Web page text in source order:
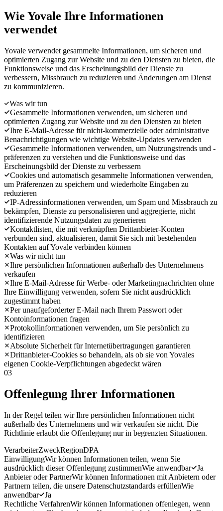
Wie Yovale Ihre Informationen
verwendet
Yovale verwendet gesammelte Informationen, um sicheren und
optimierten Zugang zur Website und zu den Diensten zu bieten, die
Funktionsweise und das Erscheinungsbild der Dienste zu
verbessern, Missbrauch zu reduzieren und Änderungen am Dienst
zu kommunizieren.
Was wir tun
Gesammelte Informationen verwenden, um sicheren und
optimierten Zugang zur Website und zu den Diensten zu bieten
Ihre E-Mail-Adresse für nicht-kommerzielle oder administrative
Benachrichtigungen wie wichtige Website-Updates verwenden
Gesammelte Informationen verwenden, um Nutzungstrends und -
präferenzen zu verstehen und die Funktionsweise und das
Erscheinungsbild der Dienste zu verbessern
Cookies und automatisch gesammelte Informationen verwenden,
um Präferenzen zu speichern und wiederholte Eingaben zu
reduzieren
IP-Adressinformationen verwenden, um Spam und Missbrauch zu
bekämpfen, Dienste zu personalisieren und aggregierte, nicht
identifizierende Nutzungsdaten zu generieren
Kontaktlisten, die mit verknüpften Drittanbieter-Konten
verbunden sind, aktualisieren, damit Sie sich mit bestehenden
Kontakten auf Yovale verbinden können
Was wir nicht tun
Ihre persönlichen Informationen außerhalb des Unternehmens
verkaufen
Ihre E-Mail-Adresse für Werbe- oder Marketingnachrichten ohne
Ihre Einwilligung verwenden, sofern Sie nicht ausdrücklich
zugestimmt haben
Per unaufgeforderter E-Mail nach Ihrem Passwort oder
Kontoinformationen fragen
Protokollinformationen verwenden, um Sie persönlich zu
identifizieren
Absolute Sicherheit für Internetübertragungen garantieren
Drittanbieter-Cookies so behandeln, als ob sie von Yovales
eigenen Cookie-Verpflichtungen abgedeckt wären
03
Offenlegung Ihrer Informationen
In der Regel teilen wir Ihre persönlichen Informationen nicht
außerhalb des Unternehmens und wir verkaufen sie nicht. Die
Richtlinie erlaubt die Offenlegung nur in begrenzten Situationen.
VerarbeiterZweckRegionDPA
EinwilligungWir können Informationen teilen, wenn Sie
ausdrücklich dieser Offenlegung zustimmenWie anwendbar
Ja
Anbieter oder PartnerWir können Informationen mit Anbietern oder
Partnern teilen, die unsere Datenschutzstandards erfüllenWie
anwendbar
Ja
Rechtliche VerfahrenWir können Informationen offenlegen, wenn